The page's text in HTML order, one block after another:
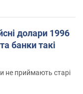
долари 1996
банки такі
не приймають старі